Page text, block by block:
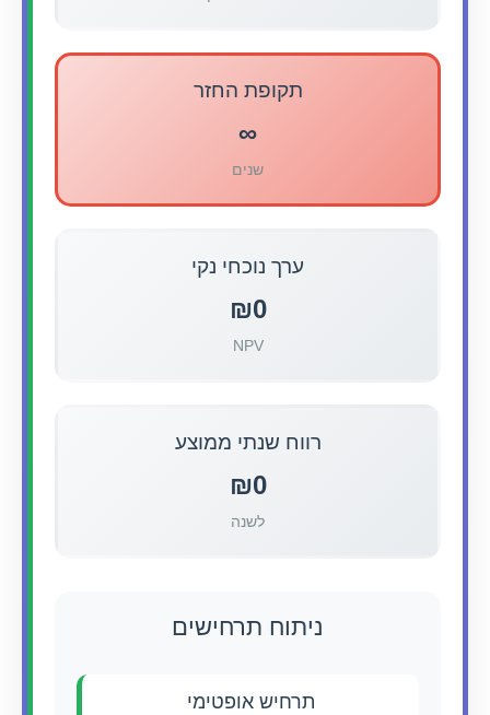
תקופת החזר
∞
שנים
ערך נוכחי נקי
₪0
NPV
רווח שנתי ממוצע
₪0
לשנה
ניתוח תרחישים
תרחיש אופטימי